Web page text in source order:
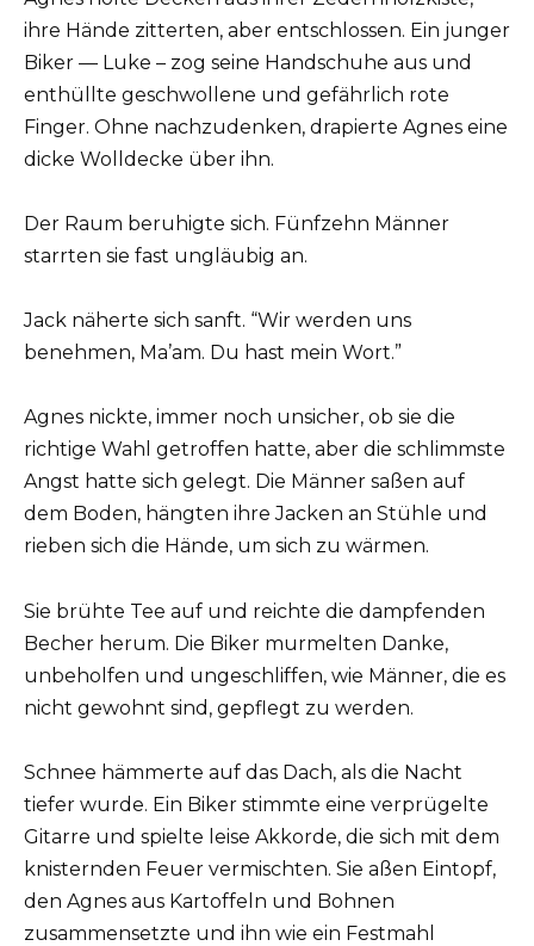
ihre Hände zitterten, aber entschlossen. Ein junger
Biker — Luke – zog seine Handschuhe aus und
enthüllte geschwollene und gefährlich rote
Finger. Ohne nachzudenken, drapierte Agnes eine
dicke Wolldecke über ihn.
Der Raum beruhigte sich. Fünfzehn Männer
starrten sie fast ungläubig an.
Jack näherte sich sanft. “Wir werden uns
benehmen, Ma’am. Du hast mein Wort.”
Agnes nickte, immer noch unsicher, ob sie die
richtige Wahl getroffen hatte, aber die schlimmste
Angst hatte sich gelegt. Die Männer saßen auf
dem Boden, hängten ihre Jacken an Stühle und
rieben sich die Hände, um sich zu wärmen.
Sie brühte Tee auf und reichte die dampfenden
Becher herum. Die Biker murmelten Danke,
unbeholfen und ungeschliffen, wie Männer, die es
nicht gewohnt sind, gepflegt zu werden.
Schnee hämmerte auf das Dach, als die Nacht
tiefer wurde. Ein Biker stimmte eine verprügelte
Gitarre und spielte leise Akkorde, die sich mit dem
knisternden Feuer vermischten. Sie aßen Eintopf,
den Agnes aus Kartoffeln und Bohnen
zusammensetzte und ihn wie ein Festmahl